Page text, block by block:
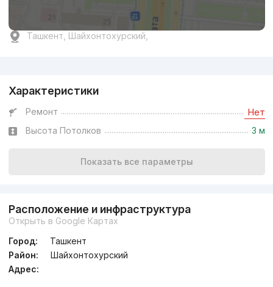
Ташкент, Шайхонтохурский,
Характеристики
Ремонт Нет
Высота Потолков 3 м
Показать все параметры
Расположение и инфраструктура
Открыть в Google Картах
Город:
Ташкент
Район:
Шайхонтохурский
Адрес: